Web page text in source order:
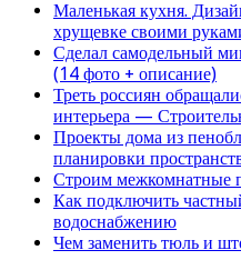
Маленькая кухня.
хрущевке своими
Сделал самодельный
(14 фото + описание)
Треть россиян
интерьера —
Проекты дома из
планировки
Строим межкомнатные
Как подключить
водоснабжению
Чем заменить тюль и